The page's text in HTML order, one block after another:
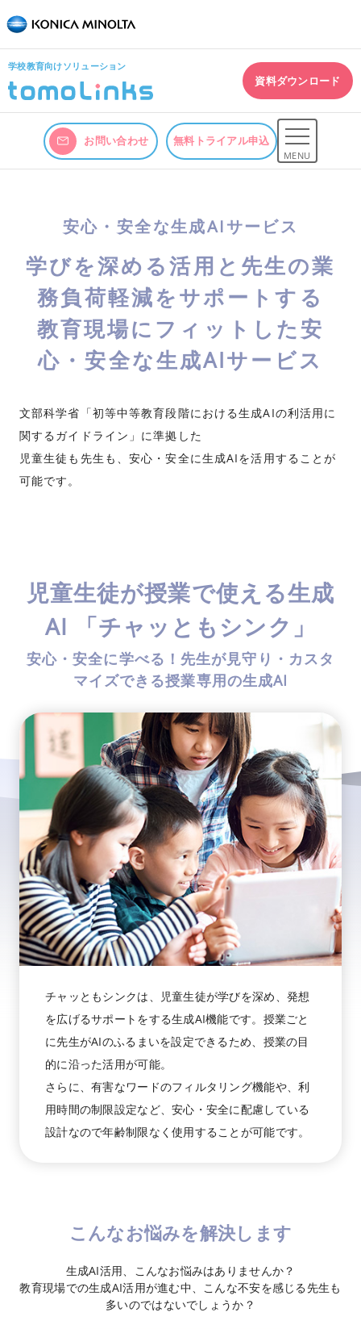
学校教育向けソリューション
資料ダウンロード
お問い合わせ 無料トライアル申込
MENU
安心・安全な生成AIサービス
学びを深める活用と先生の業
務負荷軽減をサポートする
教育現場にフィットした安
心・安全な生成AIサービス
文部科学省「初等中等教育段階における生成AIの利活用に
関するガイドライン」に準拠した
児童生徒も先生も、安心・安全に生成AIを活用することが
可能です。
児童生徒が授業で使える生成
AI 「チャッともシンク」
安心・安全に学べる！先生が見守り・カスタ
マイズできる授業専用の生成AI
チャッともシンクは、児童生徒が学びを深め、発想
を広げるサポートをする生成AI機能です。授業ごと
に先生がAIのふるまいを設定できるため、授業の目
的に沿った活用が可能。
さらに、有害なワードのフィルタリング機能や、利
用時間の制限設定など、安心・安全に配慮している
設計なので年齢制限なく使用することが可能です。
こんなお悩みを解決します
生成AI活用、こんなお悩みはありませんか？
教育現場での生成AI活用が進む中、こんな不安を感じる先生も
多いのではないでしょうか？